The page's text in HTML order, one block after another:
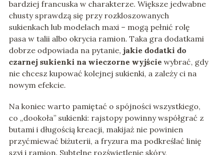
bardziej francuska w charakterze. Większe jedwabne
chusty sprawdzą się przy rozkloszowanych
sukienkach lub modelach maxi – mogą pełnić rolę
pasa w talii albo okrycia ramion. Taka gra dodatkami
dobrze odpowiada na pytanie, jakie dodatki do
czarnej sukienki na wieczorne wyjściewybrać, gdy
nie chcesz kupować kolejnej sukienki, a zależy ci na
nowym efekcie.
Na koniec warto pamiętać o spójności wszystkiego,
co „dookoła” sukienki: rajstopy powinny współgrać z
butami i długością kreacji, makijaż nie powinien
przyćmiewać biżuterii, a fryzura ma podkreślać linię
szyi i ramion. Subtelne rozświetlenie skóry,